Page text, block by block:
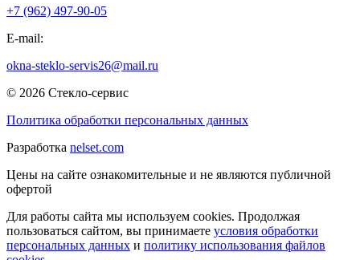
+7 (962) 497-90-05
E-mail:
okna-steklo-servis26@mail.ru
© 2026 Стекло-сервис
Политика обработки персональных данных
Разработка nelset.com
Цены на сайте ознакомительные и не являются публичной
офертой
Для работы сайта мы используем cookies. Продолжая
пользоваться сайтом, вы принимаете условия обработки
персональных данных и политику использования файлов